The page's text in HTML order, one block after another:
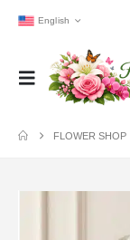
English
FLOWER SHOP